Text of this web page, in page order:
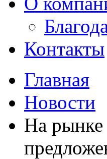
Контакты
Главная
Новости
На рынке